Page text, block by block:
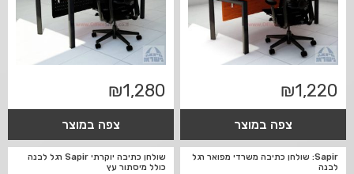
₪1,220
צפה במוצר
₪1,280
צפה במוצר
Sapir: שולחן כתיבה משרדי מפואר רגל
לבנה
שולחן כתיבה יוקרתי Sapir רגל לבנה
כולל מיסתור עץ